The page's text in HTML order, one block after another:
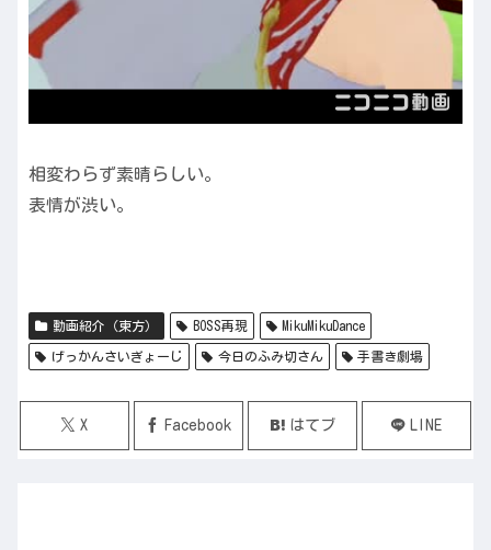
相変わらず素晴らしい。
表情が渋い。
動画紹介（東方） BOSS再現 MikuMikuDance
げっかんさいぎょーじ 今日のふみ切さん 手書き劇場
X Facebook はてブ LINE